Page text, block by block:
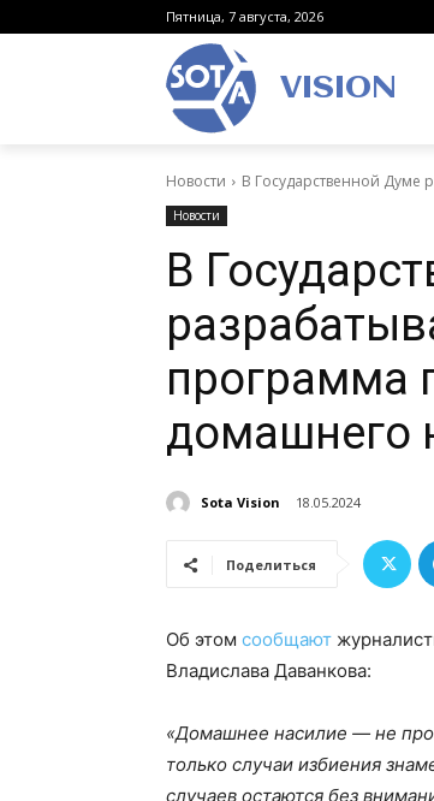
Пятница, 7 августа, 2026
VISION
Новости В Государственной Думе
Новости
В
программа
домашнего
Sota Vision 18.05.2024
Поделиться
Об этом сообщают
Владислава Даванкова:
«Домашнее насилие — не
только случаи избиения
случаев остаются без